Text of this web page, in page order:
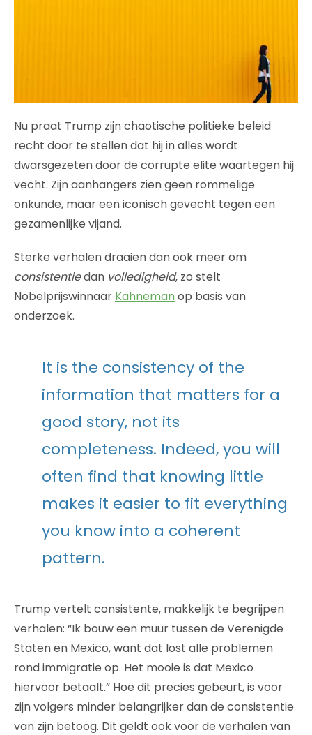
Nu praat Trump zijn chaotische politieke beleid
recht door te stellen dat hij in alles wordt
dwarsgezeten door de corrupte elite waartegen hij
vecht. Zijn aanhangers zien geen rommelige
onkunde, maar een iconisch gevecht tegen een
gezamenlijke vijand.
Sterke verhalen draaien dan ook meer om
consistentiedan volledigheid, zo stelt
Nobelprijswinnaar Kahneman op basis van
onderzoek.
It is the consistency of the
information that matters for a
good story, not its
completeness. Indeed, you will
often find that knowing little
makes it easier to fit everything
you know into a coherent
pattern.
Trump vertelt consistente, makkelijk te begrijpen
verhalen: “Ik bouw een muur tussen de Verenigde
Staten en Mexico, want dat lost alle problemen
rond immigratie op. Het mooie is dat Mexico
hiervoor betaalt.” Hoe dit precies gebeurt, is voor
zijn volgers minder belangrijker dan de consistentie
van zijn betoog. Dit geldt ook voor de verhalen van